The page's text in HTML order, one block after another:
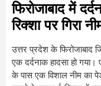
फिरोजाबाद में
रिक्शा पर गिरा
उत्तर प्रदेश के फिरोजाबाद
एक दर्दनाक हादसा हो गया।
के पास एक विशाल नीम का